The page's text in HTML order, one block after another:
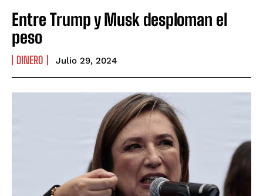
Entre Trump y Musk desploman el
peso
DINERO Julio 29, 2024